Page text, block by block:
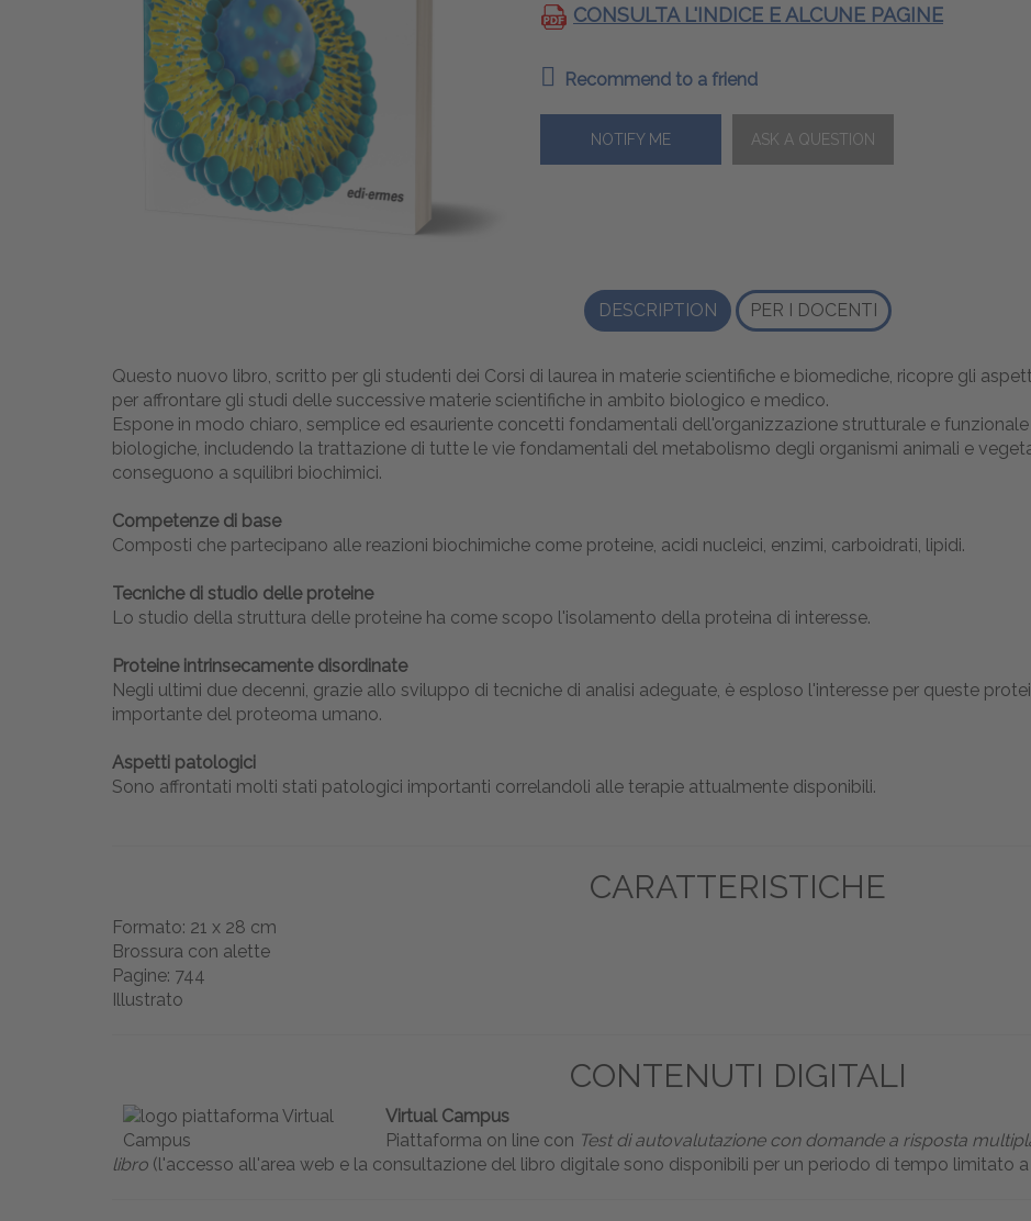
CONSULTA L'INDICE E ALCUNE PAGINE
Recommend to a friend
NOTIFY ME
DESCRIPTION PER I DOCENTI
Questo nuovo libro, scritto per gli studenti dei Corsi di laurea in materie scientifiche e biomediche, ricopre gli
per affrontare gli studi delle successive materie scientifiche in ambito biologico e medico.
Espone in modo chiaro, semplice ed esauriente concetti fondamentali dell'organizzazione strutturale e
biologiche, includendo la trattazione di tutte le vie fondamentali del metabolismo degli organismi animali e
conseguono a squilibri biochimici.
Competenze di base
Composti che partecipano alle reazioni biochimiche come proteine, acidi nucleici, enzimi, carboidrati, lipidi.
Tecniche di studio delle proteine
Lo studio della struttura delle proteine ha come scopo l'isolamento della proteina di interesse.
Proteine intrinsecamente disordinate
Negli ultimi due decenni, grazie allo sviluppo di tecniche di analisi adeguate, è esploso l'interesse per queste
importante del proteoma umano.
Aspetti patologici
Sono affrontati molti stati patologici importanti correlandoli alle terapie attualmente disponibili.
CARATTERISTICHE
Formato: 21 x 28 cm
Brossura con alette
Pagine: 744
Illustrato
CONTENUTI DIGITALI
Virtual Campus
Piattaforma on line con Test di autovalutazione con domande a risposta
libro (l'accesso all'area web e la consultazione del libro digitale sono disponibili per un periodo di tempo limitato